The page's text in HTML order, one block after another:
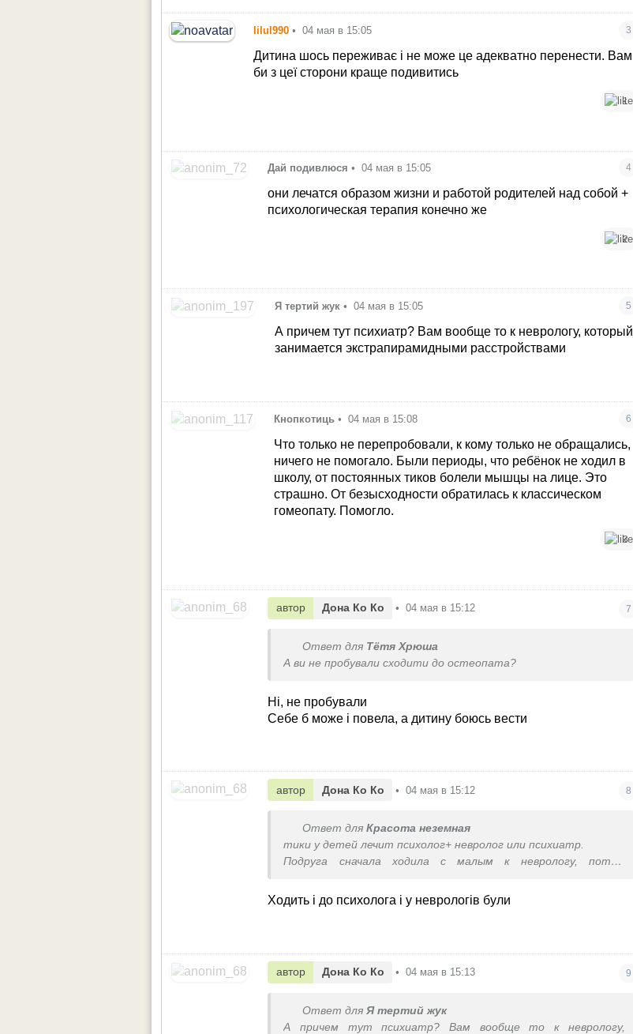
lilul990 • 04 мая в 15:05 3
Дитина шось переживає і не може це адекватно перенести. Вам
би з цеї сторони краще подивитись
1
Дай подивлюся • 04 мая в 15:05 4
они лечатся образом жизни и работой родителей над собой +
психологическая терапия конечно же
2
Я тертий жук • 04 мая в 15:05 5
А причем тут психиатр? Вам вообще то к неврологу, который
занимается экстрапирамидными расстройствами
Кнопкотиць • 04 мая в 15:08 6
Что только не перепробовали, к кому только не обращались,
ничего не помогало. Были периоды, что ребёнок не ходил в
школу, от постоянных тиков болели мышцы на лице. Это
страшно. От безысходности обратилась к классическом
гомеопату. Помогло.
3
автор Дона Ко Ко • 04 мая в 15:12 7
Ответ для Тётя Хрюша
А ви не пробували сходити до остеопата?
Ні, не пробували
Себе б може і повела, а дитину боюсь вести
автор Дона Ко Ко • 04 мая в 15:12 8
Ответ для Красота неземная
тики у детей лечит психолог+ невролог или психиатр.
Подруга сначала ходила с малым к неврологу, потом
психолога, работающего с этой проблемой.
Ходить і до психолога і у неврологів були
автор Дона Ко Ко • 04 мая в 15:13 9
Ответ для Я тертий жук
А причем тут психиатр? Вам вообще то к неврологу,